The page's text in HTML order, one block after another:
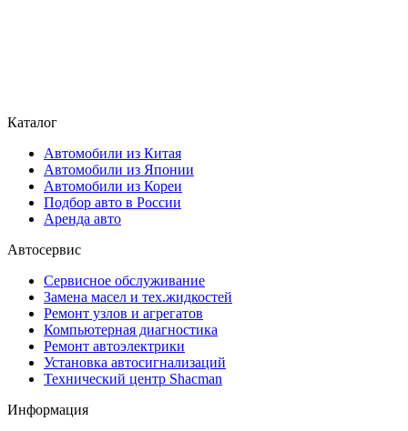
Каталог
Автомобили из Китая
Автомобили из Японии
Автомобили из Кореи
Подбор авто в России
Аренда авто
Автосервис
Сервисное обслуживание
Замена масел и тех.жидкостей
Ремонт узлов и агрегатов
Компьютерная диагностика
Ремонт автоэлектрики
Установка автосигнализаций
Технический центр Shacman
Информация